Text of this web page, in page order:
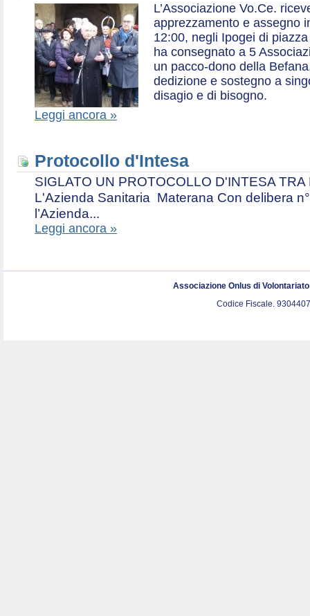
L’Associazione Vo.Ce.
apprezzamento e assegno
12:00, negli Ipogei di
ha consegnato a 5
un pacco-dono della
dedizione e sostegno a
disagio e di bisogno.
Leggi ancora »
Protocollo d'Intesa
SIGLATO UN PROTOCOLLO D'INTESA
L'Azienda Sanitaria Materana Con delibera
l’Azienda...
Leggi ancora »
Associazione Onlus di
Codice Fiscale.